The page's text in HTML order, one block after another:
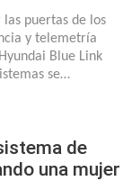
puertas de los
y telemetría
Blue Link
se…
de
una mujer